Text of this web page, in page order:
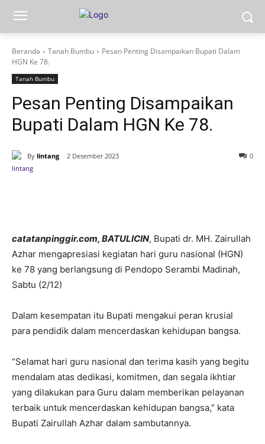
Beranda Tanah Bumbu
Pesan Penting Disampaikan Bupati Dalam
HGN Ke 78.
Tanah Bumbu
Pesan Penting Disampaikan
Bupati Dalam HGN Ke 78.
By lintang 2 Desember 2023 0
catatanpinggir.com, BATULICIN, Bupati dr. MH. Zairullah
Azhar mengapresiasi kegiatan hari guru nasional (HGN)
ke 78 yang berlangsung di Pendopo Serambi Madinah,
Sabtu (2/12)
Dalam kesempatan itu Bupati mengakui peran krusial
para pendidik dalam mencerdaskan kehidupan bangsa.
“Selamat hari guru nasional dan terima kasih yang begitu
mendalam atas dedikasi, komitmen, dan segala ikhtiar
yang dilakukan para Guru dalam memberikan pelayanan
terbaik untuk mencerdaskan kehidupan bangsa,” kata
Bupati Zairullah Azhar dalam sambutannya.